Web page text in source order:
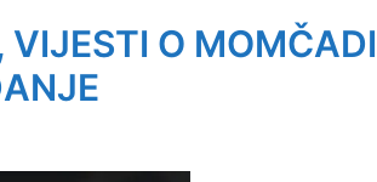
VIJESTI O